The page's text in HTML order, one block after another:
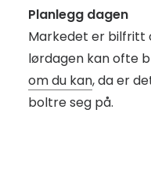
Planlegg dagen
Markedet er bilfritt
lørdagen kan ofte
om du kan, da er
boltre seg på.